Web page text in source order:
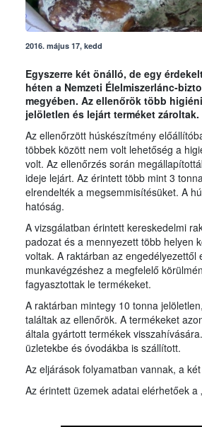
2016. május 17, kedd
Egyszerre két önálló, de egy
héten a Nemzeti Élelmiszerlánc-
megyében. Az ellenőrök több
jelöletlen és lejárt terméket
Az ellenőrzött húskészítmény
többek között nem volt lehetőség a
volt. Az ellenőrzés során
ideje lejárt. Az érintett több mint 3
elrendelték a megsemmisítésüket. A
hatóság.
A vizsgálatban érintett kereskedelmi
padozat és a mennyezett több helyen
voltak. A raktárban az
munkavégzéshez a megfelelő
fagyasztottak le termékeket.
A raktárban mintegy 10 tonna
találtak az ellenőrök. A termékeket
általa gyártott termékek
üzletekbe és óvodákba is szállított.
Az eljárások folyamatban vannak, a
Az érintett üzemek adatai elérhetőek a